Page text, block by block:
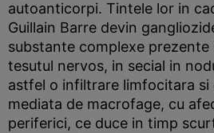
autoanticorpi. Tintele lor in
Guillain Barre devin
substante complexe
tesutul nervos, in secial in
astfel o infiltrare limfocitara si
mediata de macrofage, cu
periferici, ce duce in timp